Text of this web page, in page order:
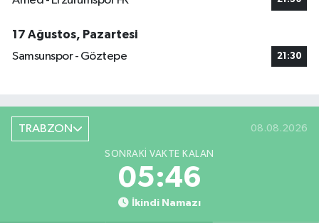
17 Ağustos, Pazartesi
Samsunspor - Göztepe
21:30
TRABZON 08.08.2026
SONRAKI VAKTE KALAN
05:45
İkindi Namazı